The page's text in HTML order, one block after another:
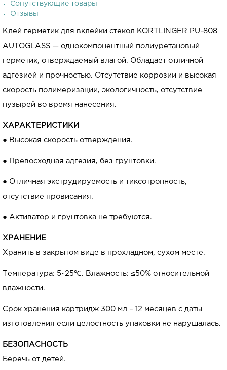
Сопутствующие товары
Отзывы
Клей герметик для вклейки стекол KORTLINGER PU-808
AUTOGLASS — однокомпонентный полиуретановый
герметик, отверждаемый влагой. Обладает отличной
адгезией и прочностью. Отсутствие коррозии и высокая
скорость полимеризации, экологичность, отсутствие
пузырей во время нанесения.
ХАРАКТЕРИСТИКИ
● Высокая скорость отверждения.
● Превосходная адгезия, без грунтовки.
● Отличная экструдируемость и тиксотропность,
отсутствие провисания.
● Активатор и грунтовка не требуются.
ХРАНЕНИЕ
Хранить в закрытом виде в прохладном, сухом месте.
Температура: 5~25℃. Влажность: ≤50% относительной
влажности.
Срок хранения картридж 300 мл – 12 месяцев с даты
изготовления если целостность упаковки не нарушалась.
БЕЗОПАСНОСТЬ
Беречь от детей.